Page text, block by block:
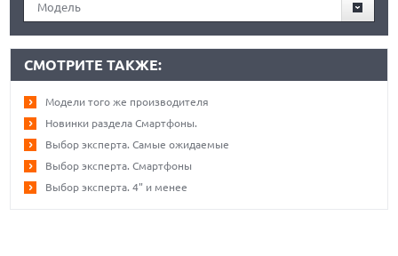
Модель
СМОТРИТЕ ТАКЖЕ:
Модели того же производителя
Новинки раздела Смартфоны.
Выбор эксперта. Самые ожидаемые
Выбор эксперта. Смартфоны
Выбор эксперта. 4" и менее